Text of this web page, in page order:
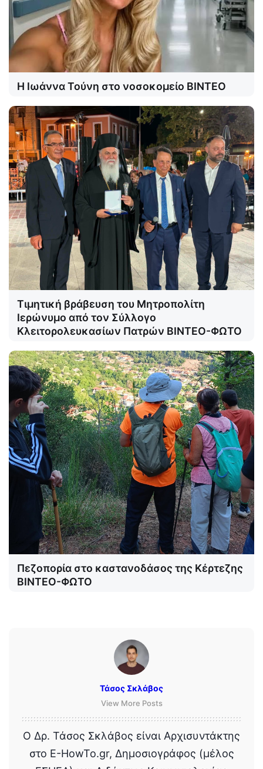
Η Ιωάννα Τούνη στο νοσοκομείο ΒΙΝΤΕΟ
Τιμητική βράβευση του Μητροπολίτη
Ιερώνυμο από τον Σύλλογο
Κλειτορολευκασίων Πατρών ΒΙΝΤΕΟ-ΦΩΤΟ
Πεζοπορία στο καστανοδάσος της Κέρτεζης
ΒΙΝΤΕΟ-ΦΩΤΟ
Τάσος Σκλάβος
View More Posts
Ο Δρ. Τάσος Σκλάβος είναι Αρχισυντάκτης
στο E-HowTo.gr, Δημοσιογράφος (μέλος